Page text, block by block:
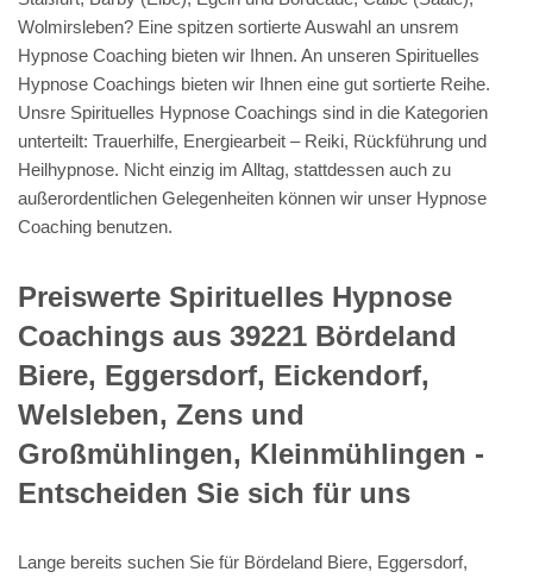
Wolmirsleben? Eine spitzen sortierte Auswahl an unsrem
Hypnose Coaching bieten wir Ihnen. An unseren Spirituelles
Hypnose Coachings bieten wir Ihnen eine gut sortierte Reihe.
Unsre Spirituelles Hypnose Coachings sind in die Kategorien
unterteilt: Trauerhilfe, Energiearbeit – Reiki, Rückführung und
Heilhypnose. Nicht einzig im Alltag, stattdessen auch zu
außerordentlichen Gelegenheiten können wir unser Hypnose
Coaching benutzen.
Preiswerte Spirituelles Hypnose
Coachings aus 39221 Bördeland
Biere, Eggersdorf, Eickendorf,
Welsleben, Zens und
Großmühlingen, Kleinmühlingen -
Entscheiden Sie sich für uns
Lange bereits suchen Sie für Bördeland Biere, Eggersdorf,